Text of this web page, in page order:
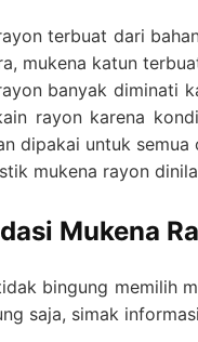
terbuat dari
mukena katun
banyak diminati
rayon karena
dipakai untuk
mukena rayon
Mukena
bingung memilih
saja, simak